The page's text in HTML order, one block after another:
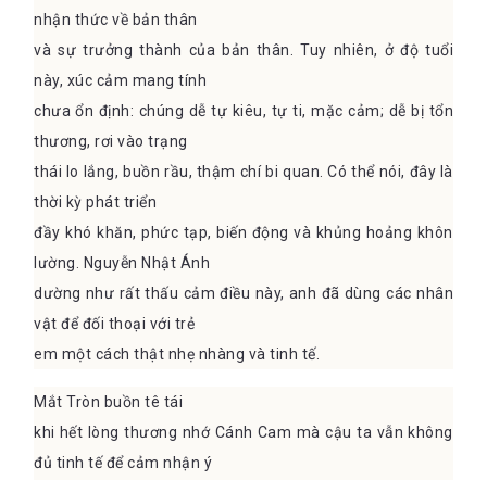
nhận thức về bản thân
và sự trưởng thành của bản thân. Tuy nhiên, ở độ tuổi
này, xúc cảm mang tính
chưa ổn định: chúng dễ tự kiêu, tự ti, mặc cảm; dễ bị tổn
thương, rơi vào trạng
thái lo lắng, buồn rầu, thậm chí bi quan. Có thể nói, đây là
thời kỳ phát triển
đầy khó khăn, phức tạp, biến động và khủng hoảng khôn
lường. Nguyễn Nhật Ánh
dường như rất thấu cảm điều này, anh đã dùng các nhân
vật để đối thoại với trẻ
em một cách thật nhẹ nhàng và tinh tế.
Mắt Tròn buồn tê tái
khi hết lòng thương nhớ Cánh Cam mà cậu ta vẫn không
đủ tinh tế để cảm nhận ý